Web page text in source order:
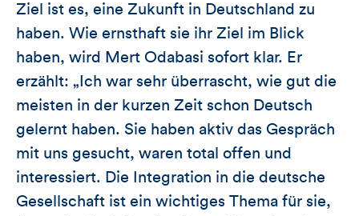
Ziel ist es, eine Zukunft in Deutschland zu
haben. Wie ernsthaft sie ihr Ziel im Blick
haben, wird Mert Odabasi sofort klar. Er
erzählt: „Ich war sehr überrascht, wie gut die
meisten in der kurzen Zeit schon Deutsch
gelernt haben. Sie haben aktiv das Gespräch
mit uns gesucht, waren total offen und
interessiert. Die Integration in die deutsche
Gesellschaft ist ein wichtiges Thema für sie,